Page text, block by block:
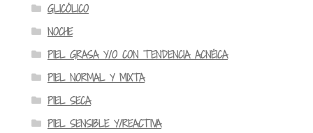
GLICÓLICO
NOCHE
PIEL GRASA Y/O CON TENDENCIA ACNÉICA
PIEL NORMAL Y MIXTA
PIEL SECA
PIEL SENSIBLE Y/REACTIVA